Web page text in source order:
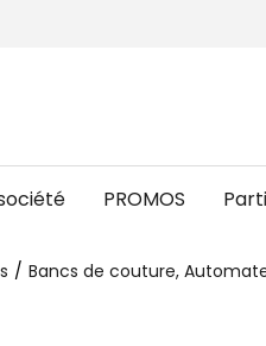
PROMOS
Bancs de couture,